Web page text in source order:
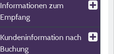
Informationen zum
Empfang
Kundeninformation nach
Buchung